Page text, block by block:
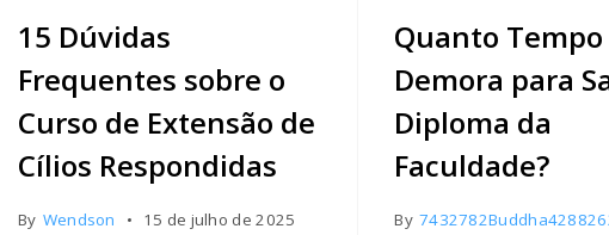
15 Dúvidas
Frequentes sobre o
Curso de Extensão de
Cílios Respondidas
By Wendson 15 de julho de 2025
Quanto Tempo
Demora para
Diploma da
Faculdade?
By